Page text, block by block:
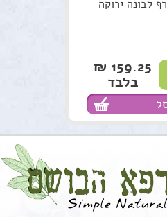
לבונה ירוקה
159.25 ₪
בלבד